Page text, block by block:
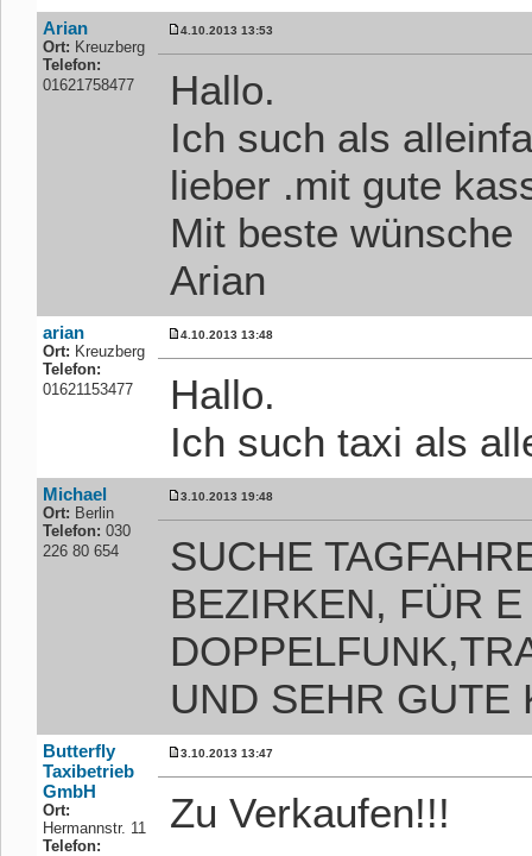
Arian
Ort: Kreuzberg
Telefon:
01621758477
4.10.2013 13:53
Hallo.
Ich such als
lieber .mit gute
Mit beste wünsche
Arian
arian
Ort: Kreuzberg
Telefon:
01621153477
4.10.2013 13:48
Hallo.
Ich such taxi als
Michael
Ort: Berlin
Telefon: 030
226 80 654
3.10.2013 19:48
SUCHE
BEZIRKEN, FÜR
UND SEHR GUTE
Butterfly
Taxibetrieb
GmbH
Ort:
Hermannstr. 11
Telefon:
3.10.2013 13:47
Zu Verkaufen!!!